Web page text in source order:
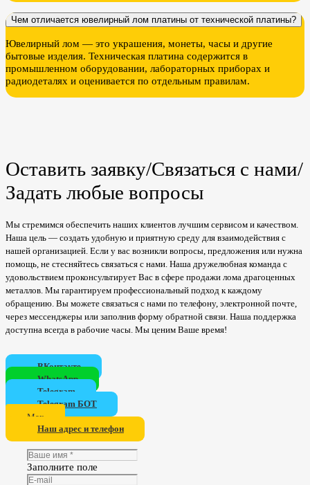
Чем отличается ювелирный лом платины от технической платины?
Ювелирный лом — это украшения, монеты, часы и другие
бытовые изделия. Техническая платина содержится в
промышленном оборудовании, лабораторных приборах и
радиодеталях и оценивается по отдельным правилам.
Оставить заявку/Связаться с нами/
Задать любые вопросы
Мы стремимся обеспечить наших клиентов лучшим сервисом и качеством.
Наша цель — создать удобную и приятную среду для взаимодействия с
нашей организацией. Если у вас возникли вопросы, предложения или нужна
помощь, не стесняйтесь связаться с нами. Наша дружелюбная команда с
удовольствием проконсультирует Вас в сфере продажи лома драгоценных
металлов. Мы гарантируем профессиональный подход к каждому
обращению. Вы можете связаться с нами по телефону, электронной почте,
через мессенджеры или заполнив форму обратной связи. Наша поддержка
доступна всегда в рабочие часы. Мы ценим Ваше время!
ВКонтакте
WhatsApp
Telegram
Telegram БОТ
Мах
Наш адрес и телефон
Заполните поле